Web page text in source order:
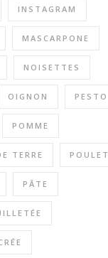
INSTAGRAM
MASCARPONE
NOISETTES
OIGNON PESTO
POMME
TERRE POULET
PÂTE